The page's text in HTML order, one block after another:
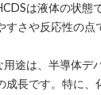
は液体の状態
すさや反応性の点
用途は、半導体デ
成長です。特に、